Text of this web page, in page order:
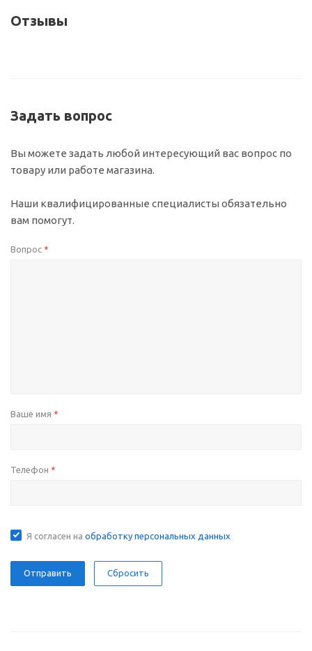
Отзывы
Задать вопрос
Вы можете задать любой интересующий вас вопрос по
товару или работе магазина.
Наши квалифицированные специалисты обязательно
вам помогут.
Вопрос *
Ваше имя *
Телефон *
Я согласен на обработку персональных данных
Сбросить